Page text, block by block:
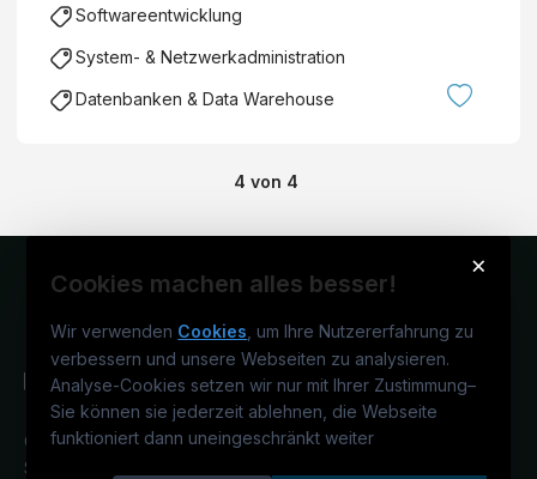
Softwareentwicklung
System- & Netzwerkadministration
Datenbanken & Data Warehouse
4 von 4
×
Cookies machen alles besser!
Wir verwenden Cookies , um Ihre Nutzererfahrung zu
verbessern und unsere Webseiten zu analysieren.
Analyse-Cookies setzen wir nur mit Ihrer Zustimmung–
Sie können sie jederzeit ablehnen, die Webseite
funktioniert dann uneingeschränkt weiter
Österreichs IT-Karriereportal.Ein
Service der candidatis GmbH.